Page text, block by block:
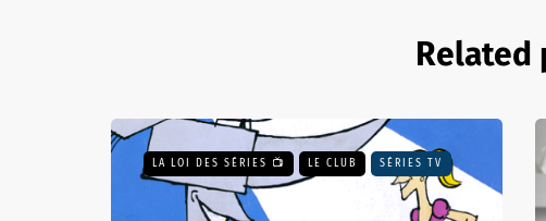
Related
LA LOI DES SÉRIES 📺 LE CLUB SÉRIES TV